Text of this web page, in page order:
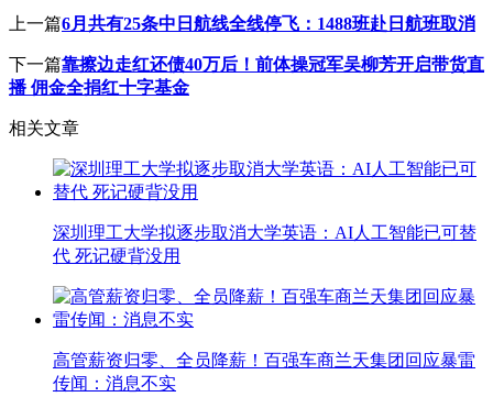
上一篇6月共有25条中日航线全线停飞：1488班赴日航班取消
下一篇靠擦边走红还债40万后！前体操冠军吴柳芳开启带货直
播 佣金全捐红十字基金
相关文章
深圳理工大学拟逐步取消大学英语：AI人工智能已可替
代 死记硬背没用
高管薪资归零、全员降薪！百强车商兰天集团回应暴雷
传闻：消息不实